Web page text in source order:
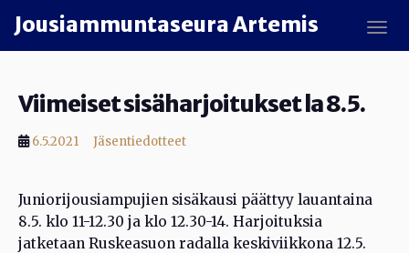
Jousiammuntaseura Artemis
Viimeiset sisäharjoitukset la 8.5.
6.5.2021 Jäsentiedotteet
Juniorijousiampujien sisäkausi päättyy lauantaina
8.5. klo 11-12.30 ja klo 12.30-14. Harjoituksia
jatketaan Ruskeasuon radalla keskiviikkona 12.5.